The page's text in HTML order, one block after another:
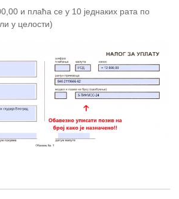
и плаћа се у 10 једнаких рата по
у целости)